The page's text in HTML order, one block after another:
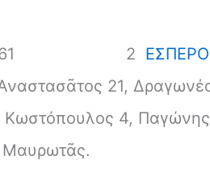
2
21,
Κωστόπουλος 4,